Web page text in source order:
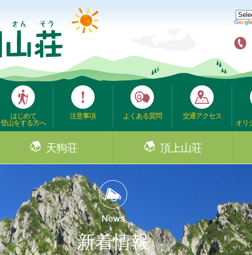
はじめて
登山をする方へ
注意事項 よくある質問 交通アクセス
オリ
天狗荘 頂上山荘
新着情報